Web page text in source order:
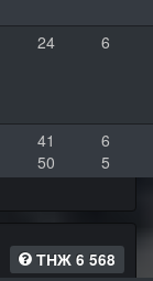
24 6
41
6
50 5
ТНЖ 6 568